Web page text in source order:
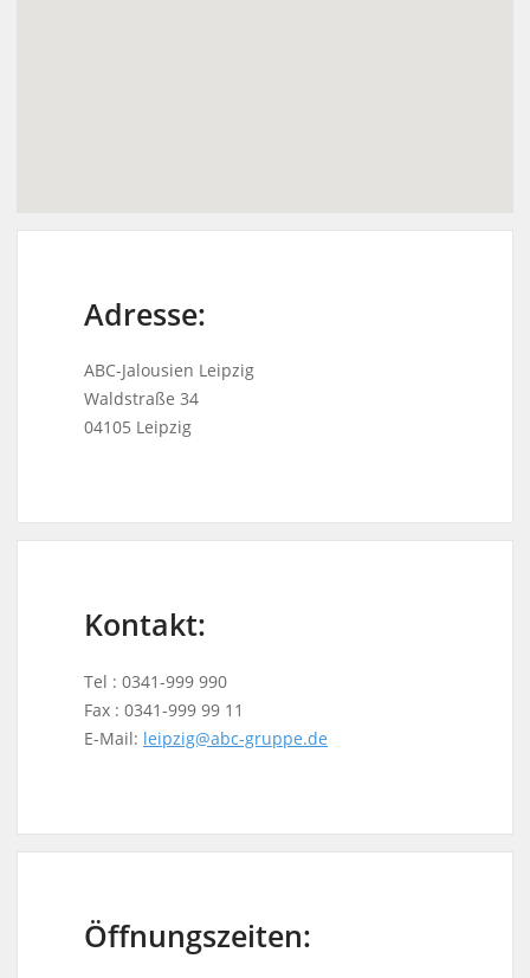
Adresse:
ABC-Jalousien Leipzig
Waldstraße 34
04105 Leipzig
Kontakt:
Tel : 0341-999 990
Fax : 0341-999 99 11
E-Mail: leipzig@abc-gruppe.de
Öffnungszeiten: